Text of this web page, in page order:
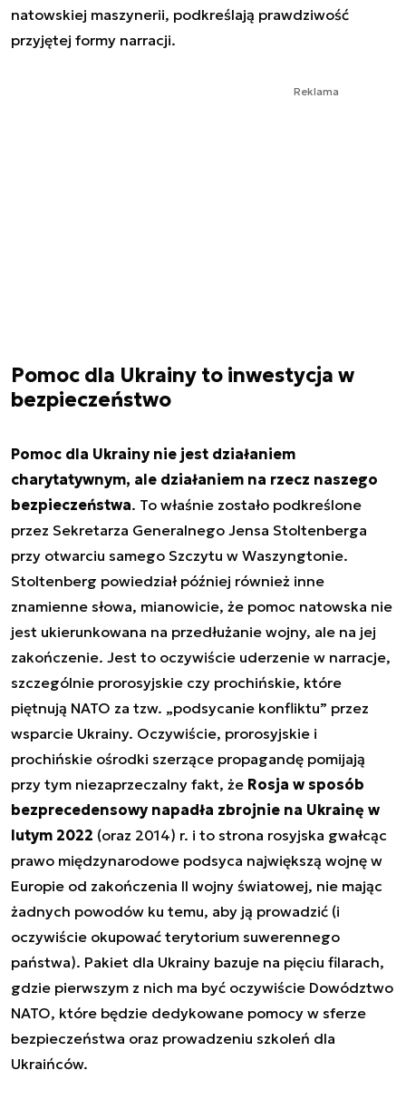
natowskiej maszynerii, podkreślają prawdziwość
przyjętej formy narracji.
Reklama
Pomoc dla Ukrainy to inwestycja w
bezpieczeństwo
Pomoc dla Ukrainy nie jest działaniem
charytatywnym, ale działaniem na rzecz naszego
bezpieczeństwa. To właśnie zostało podkreślone
przez Sekretarza Generalnego Jensa Stoltenberga
przy otwarciu samego Szczytu w Waszyngtonie.
Stoltenberg powiedział później również inne
znamienne słowa, mianowicie, że pomoc natowska nie
jest ukierunkowana na przedłużanie wojny, ale na jej
zakończenie. Jest to oczywiście uderzenie w narracje,
szczególnie prorosyjskie czy prochińskie, które
piętnują NATO za tzw. „podsycanie konfliktu” przez
wsparcie Ukrainy. Oczywiście, prorosyjskie i
prochińskie ośrodki szerzące propagandę pomijają
przy tym niezaprzeczalny fakt, że Rosja w sposób
bezprecedensowy napadła zbrojnie na Ukrainę w
lutym 2022 (oraz 2014) r. i to strona rosyjska gwałcąc
prawo międzynarodowe podsyca największą wojnę w
Europie od zakończenia II wojny światowej, nie mając
żadnych powodów ku temu, aby ją prowadzić (i
oczywiście okupować terytorium suwerennego
państwa). Pakiet dla Ukrainy bazuje na pięciu filarach,
gdzie pierwszym z nich ma być oczywiście Dowództwo
NATO, które będzie dedykowane pomocy w sferze
bezpieczeństwa oraz prowadzeniu szkoleń dla
Ukraińców.